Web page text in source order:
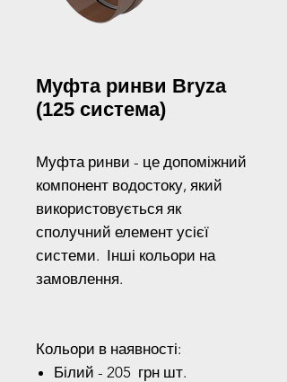
Муфта ринви Bryza
(125 система)
Муфта ринви - це допоміжний
компонент водостоку, який
використовується як
сполучний елемент усієї
системи. Інші кольори на
замовлення.
Кольори в наявності:
Білий - 205 грн шт.